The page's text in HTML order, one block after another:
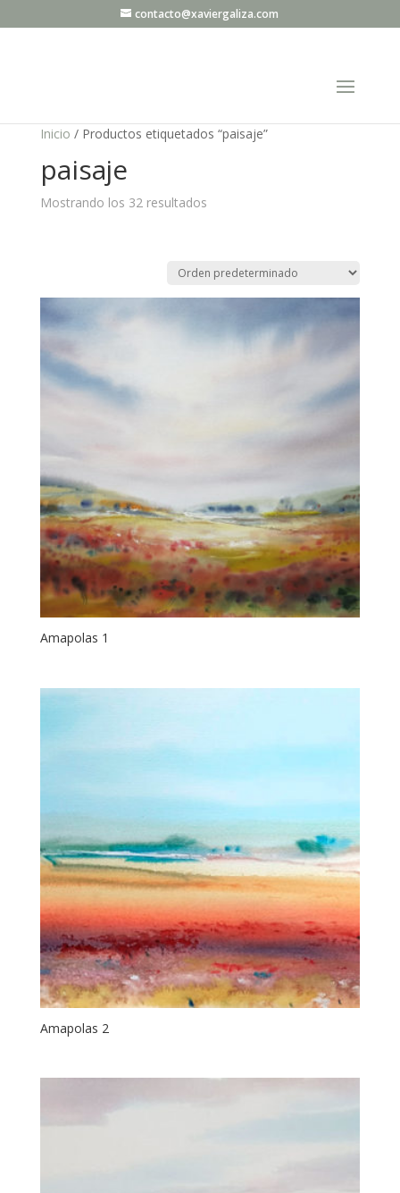
contacto@xaviergaliza.com
Inicio / Productos etiquetados “paisaje”
paisaje
Mostrando los 32 resultados
Amapolas 1
Amapolas 2